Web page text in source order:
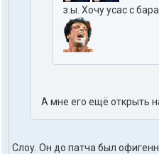
з.ы. Хочу усас с
А мне его ещё открыть
Слоу. Он до патча был